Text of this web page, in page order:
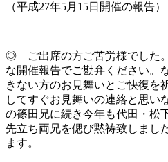
（平成27年5月15日開催の報告）
◎ ご出席の方ご苦労様でした
な開催報告でご勘弁ください。
きない方のお見舞いとご快復を
してすぐお見舞いの連絡と思い
の篠田兄に続き今年も代田・松
先立ち両兄を偲び黙祷致しまし
ます。